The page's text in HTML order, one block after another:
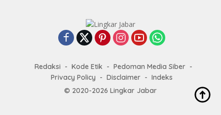
Redaksi Kode Etik
Pedoman Media Siber
Privacy Policy
Disclaimer
Indeks
© 2020-2026 Lingkar Jabar